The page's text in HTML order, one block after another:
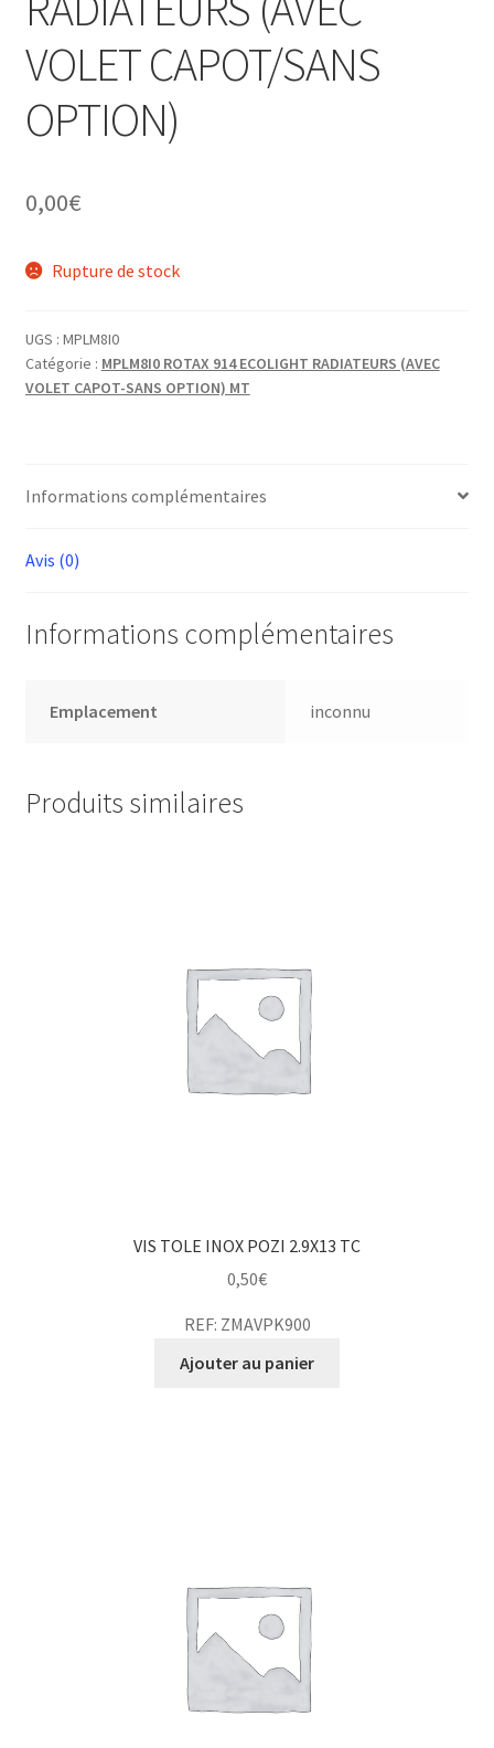
VOLET CAPOT/SANS
OPTION)
0,00€
Rupture de stock
UGS : MPLM8I0
Catégorie : MPLM8I0 ROTAX 914 ECOLIGHT RADIATEURS (AVEC
VOLET CAPOT-SANS OPTION) MT
Informations complémentaires
Avis (0)
Informations complémentaires
Emplacement inconnu
Produits similaires
VIS TOLE INOX POZI 2.9X13 TC
0,50€
REF: ZMAVPK900
Ajouter au panier